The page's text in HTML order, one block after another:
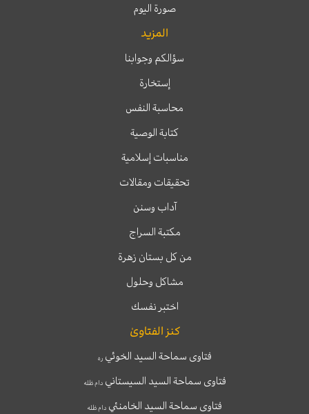
صورة اليوم
المزيد
سؤالكم وجوابنا
إستخارة
محاسبة النفس
كتابة الوصية
مناسبات إسلامية
تحقيقات ومقالات
آداب وسنن
مكتبة السراج
من كل بستان زهرة
مشاكل وحلول
اختبر نفسك
كنز الفتاوىٰ
فتاوى سماحة السيد الخوئيره
فتاوى سماحة السيد السيستانيدام ظله
فتاوى سماحة السيد الخامنئي دام ظله